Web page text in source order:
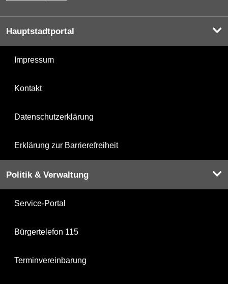
Hauptstadtportal
Impressum
Kontakt
Datenschutzerklärung
Erklärung zur Barrierefreiheit
Politik & Verwaltung
Service-Portal
Bürgertelefon 115
Terminvereinbarung